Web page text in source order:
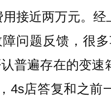
接近两万元。经
问题反馈，很
普遍存在的变速
4s店答复和之前